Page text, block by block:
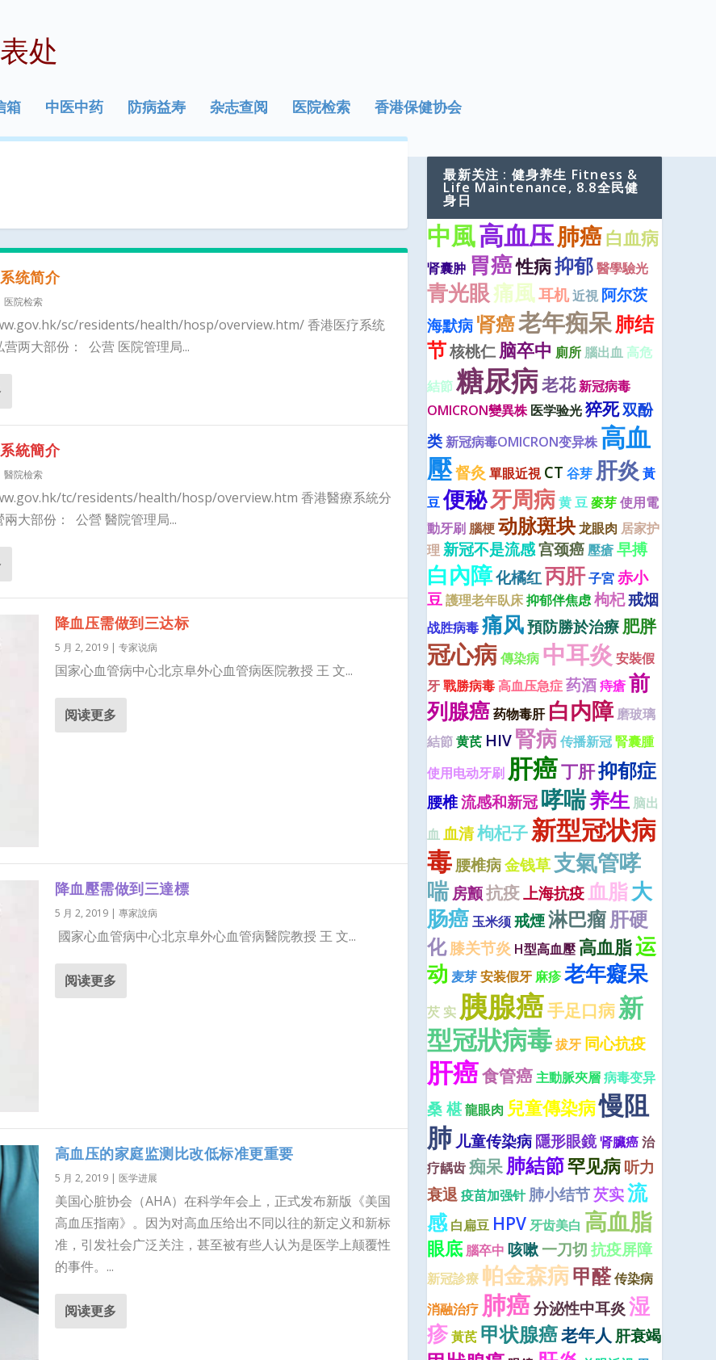
处
箱 中医中药 防病益寿 杂志查阅 医院检索 香港保健协会
统简介
医院检索
sc/residents/health/hosp/overview.htm/ 香港医疗系统
营两大部份： 公营 医院管理局...
統簡介
醫院檢索
tc/residents/health/hosp/overview.htm 香港醫療系統分
兩大部份： 公營 醫院管理局...
降血压需做到三达标
5 月 2, 2019| 专家说病
国家心血管病中心北京阜外心血管病医院教授 王 文...
阅读更多
降血壓需做到三達標
5 月 2, 2019| 專家說病
國家心血管病中心北京阜外心血管病醫院教授 王 文...
阅读更多
高血压的家庭监测比改低标准更重要
5 月 2, 2019| 医学进展
美国心脏协会（AHA）在科学年会上，正式发布新版《美国
高血压指南》。因为对高血压给出不同以往的新定义和新标
准，引发社会广泛关注，甚至被有些人认为是医学上颠覆性
的事件。...
阅读更多
最新关注 : 健身养生 Fitness &
Life Maintenance, 8.8全民健
身日
中風高血压肺癌白血病
肾囊肿 胃癌性病抑郁醫學驗光
青光眼痛風耳机近視 阿尔茨
海默病肾癌老年痴呆肺结
节核桃仁脑卒中 廁所 腦出血 高危
結節糖尿病老花新冠病毒
OMICRON變異株 医学验光猝死双酚
类新冠病毒OMICRON变异株 高血
壓督灸 單眼近視 CT 谷芽 肝炎 黃
豆便秘牙周病黄 豆麥芽使用電
動牙刷 腦梗动脉斑块龙眼肉 居家护
理 新冠不是流感宫颈癌壓瘡早搏
白內障化橘红丙肝子宮赤小
豆護理老年臥床抑郁伴焦虑枸杞戒烟
战胜病毒痛风預防勝於治療肥胖
冠心病傳染病 中耳炎 安裝假
牙戰勝病毒高血压急症药酒痔瘡前
列腺癌药物毒肝 白内障 磨玻璃
結節黄芪 HIV腎病传播新冠腎囊腫
使用电动牙刷 肝癌丁肝抑郁症
腰椎流感和新冠哮喘养生 脑出
血血清枸杞子新型冠状病
毒腰椎病金钱草支氣管哮
喘房颤抗疫上海抗疫血脂大
肠癌玉米须戒煙淋巴瘤肝硬
化膝关节炎 H型高血壓 高血脂运
动 麦芽安装假牙 麻疹老年癡呆
芡 实 胰腺癌手足口病新
型冠狀病毒拔牙 同心抗疫
肝癌食管癌主動脈夾層病毒变异
桑 椹龍眼肉 兒童傳染病慢阻
肺儿童传染病隱形眼鏡肾臟癌治
疗龋齿痴呆肺結節罕见病听力
衰退疫苗加强针肺小结节芡实流
感 白扁豆 HPV牙齿美白 高血脂
眼底 腦卒中 咳嗽一刀切 抗疫屏障
新冠診療 帕金森病甲醛传染病
消融治疗肺癌分泌性中耳炎湿
疹黃芪 甲状腺癌老年人 肝衰竭